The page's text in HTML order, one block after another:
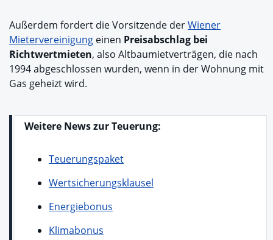
Außerdem fordert die Vorsitzende derWiener
Mietervereinigung einen Preisabschlag bei
Richtwertmieten, also Altbaumietverträgen, die nach
1994 abgeschlossen wurden, wenn in der Wohnung mit
Gas geheizt wird.
Weitere News zur Teuerung:
Teuerungspaket
Wertsicherungsklausel
Energiebonus
Klimabonus